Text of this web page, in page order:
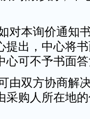
对本询价通知
提出，中心将
心可不予书面
由双方协商解
采购人所在地